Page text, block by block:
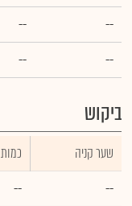
--
--
--
--
ביקוש
שער קניה כמות
--
--